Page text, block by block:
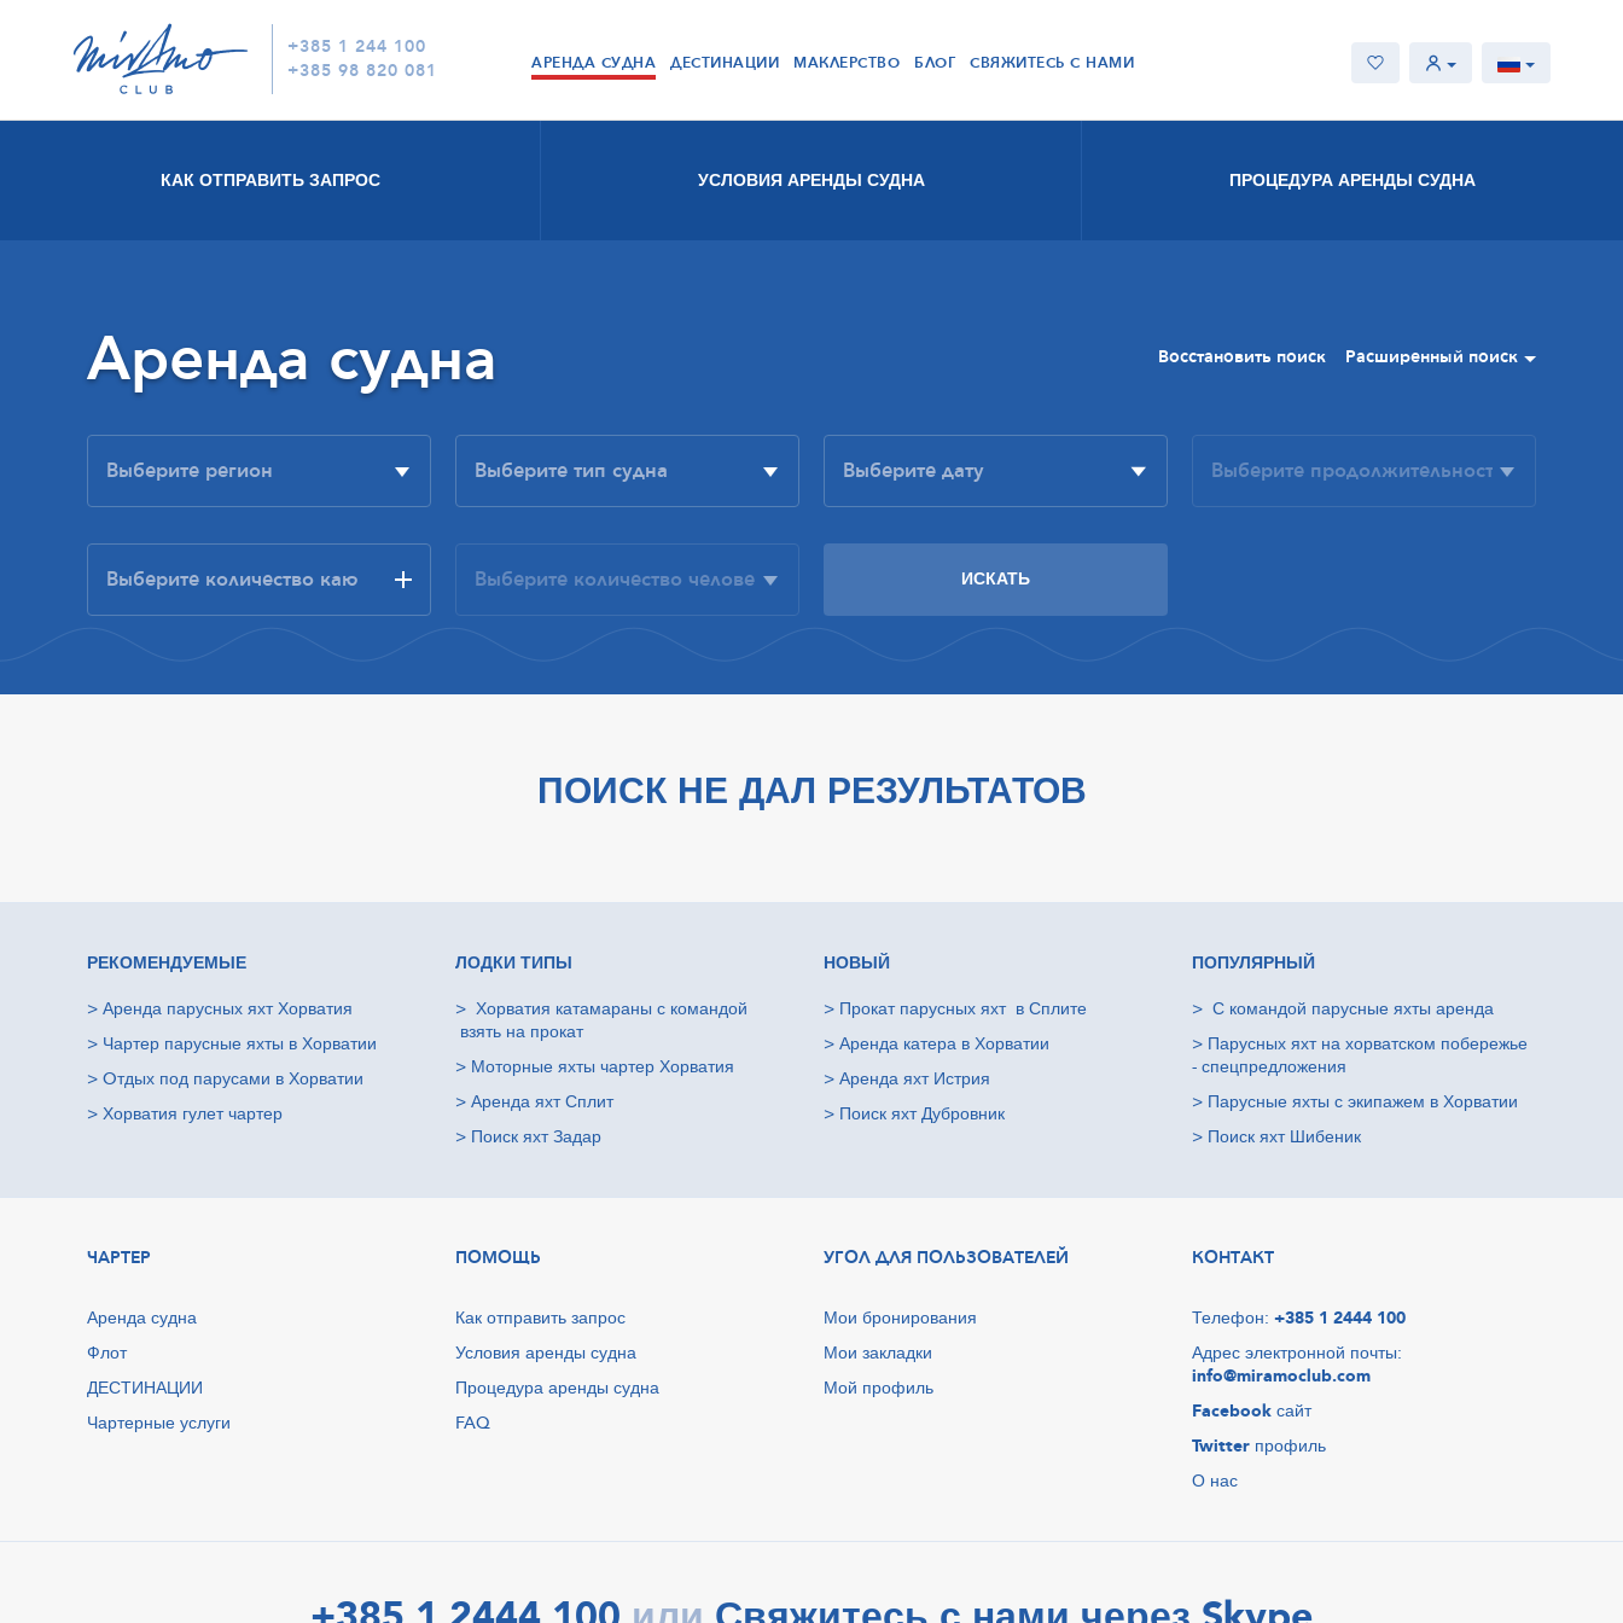
+385 1 244 100
+385 98 820 081
АРЕНДА СУДНА ДЕСТИНАЦИИ МАКЛЕРСТВО БЛОГ СВЯЖИТЕСЬ С НАМИ
КАК ОТПРАВИТЬ ЗАПРОС УСЛОВИЯ АРЕНДЫ СУДНА ПРОЦЕДУРА АРЕНДЫ СУДНА
Аренда судна Восстановить поиск Расширенный поиск
ПОИСК НЕ ДАЛ РЕЗУЛЬТАТОВ
РЕКОМЕНДУЕМЫЕ
> Аренда парусных яхт Хорватия
> Чартер парусные яхты в Хорватии
> Oтдых под парусами в Хорватии
> Хорватия гулет чартер
ЛОДКИ ТИПЫ
> Хорватия катамараны с командой
взять на прокат
> Моторные яхты чартер Хорватия
> Аренда яхт Сплит
> Поиск яхт Задар
НОВЫЙ
> Прокат парусных яхт в Сплите
> Аренда катера в Хорватии
> Аренда яхт Истрия
> Поиск яхт Дубровник
ПОПУЛЯРНЫЙ
> С командой парусные яхты аренда
> Парусных яхт на хорватском побережье
- спецпредложения
> Парусные яхты с экипажем в Хорватии
> Поиск яхт Шибеник
ЧАРТЕР
Аренда судна
Флот
ДЕСТИНАЦИИ
Чартерные услуги
ПОМОЩЬ
Как отправить запрос
Условия аренды судна
Процедура аренды судна
FAQ
УГОЛ ДЛЯ ПОЛЬЗОВАТЕЛЕЙ
Мои бронирования
Мои закладки
Мой профиль
КОНТАКТ
Телефон: +385 1 2444 100
Адрес электронной почты:
info@miramoclub.com
Facebook сайт
Twitter профиль
О нас